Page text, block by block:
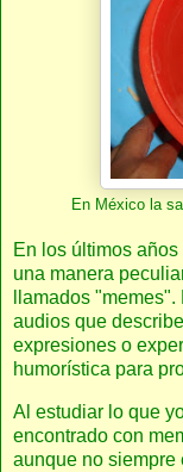
En México la
En los últimos
una manera
llamados
audios que
expresiones o
humorística para
Al estudiar lo que
encontrado con
aunque no siempre